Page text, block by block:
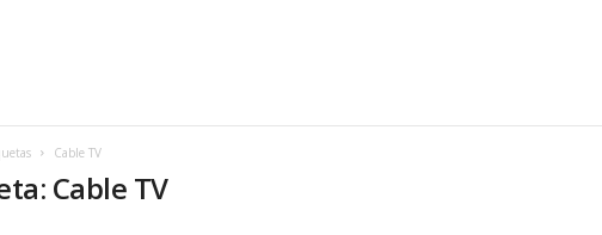
Cable TV
Cable TV